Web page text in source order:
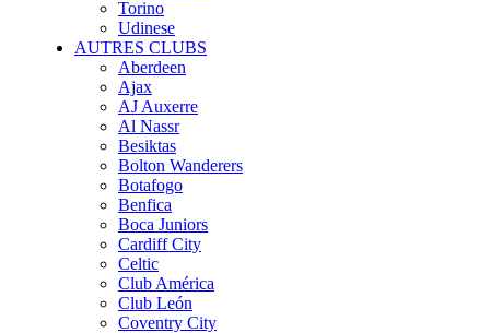
Torino
Udinese
AUTRES CLUBS
Aberdeen
Ajax
AJ Auxerre
Al Nassr
Besiktas
Bolton Wanderers
Botafogo
Benfica
Boca Juniors
Cardiff City
Celtic
Club América
Club León
Coventry City